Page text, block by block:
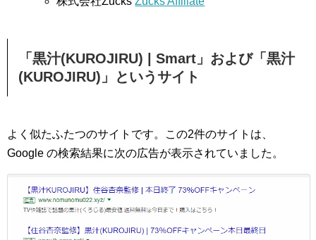
「黒汁(KUROJIRU) | Smart」および「黒汁
(KUROJIRU)」というサイト
よく似たふたつのサイトです。この2件のサイトは、
Google の検索結果に次の広告が表示されていました。